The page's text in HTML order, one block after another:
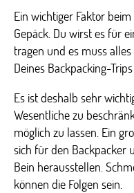
Ein wichtiger Faktor
Gepäck. Du wirst es für
tragen und es muss
Deines Backpacking-
Es ist deshalb sehr
Wesentliche zu
möglich zu lassen. Ein
sich für den Backpacker
Bein herausstellen.
können die Folgen sein.